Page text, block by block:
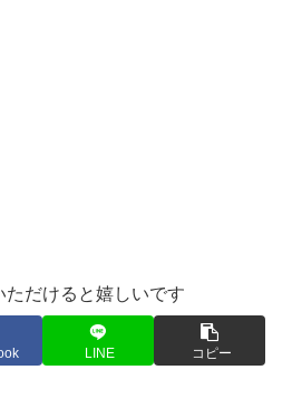
ただけると嬉しいです
LINE コピー